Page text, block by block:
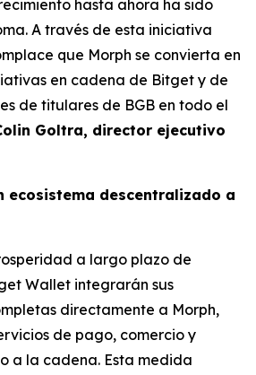
hasta ahora ha sido
A través de esta iniciativa
que Morph se convierta en
en cadena de Bitget y de
de titulares de BGB en todo el
Goltra, director ejecutivo
ecosistema descentralizado a
a largo plazo de
Wallet integrarán sus
directamente a Morph,
de pago, comercio y
a la cadena. Esta medida